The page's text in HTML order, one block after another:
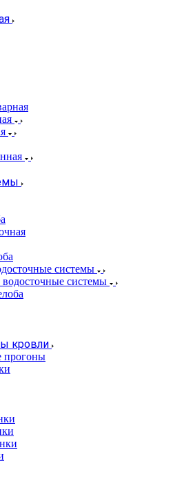
системы
системы
кровли
прогоны